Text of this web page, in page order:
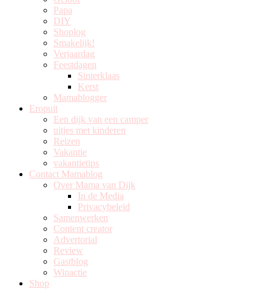
Papa
DIY
Shoplog
Smakelijk!
Verjaardag
Feestdagen
Sinterklaas
Kerst
Mamablogger
Eropuit
Een dijk van een camper
uitjes met kinderen
Reizen
Vakantie
vakantietips
Contact Mamablog
Over Mama van Dijk
In de Media
Privacybeleid
Samenwerken
Content creator
Advertorial
Review
Gastblog
Winactie
Shop